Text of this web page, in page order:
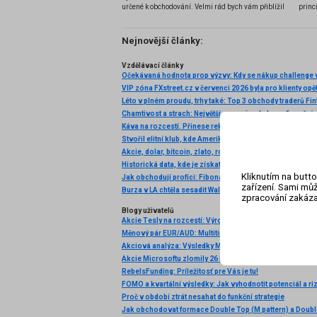
určené k obchodování. Velmi rád bych vám přiblížil
několik příkladů nejznámějších z nich.
Nejnovější články:
Vzdělávací články
Očekávaná hodnota prop výzvy: Kdy se nákup challenge
VIP zóna FXstreet.cz v červenci 2026 byla pro klienty
Káva na rozcestí. Přinese rekordní úroda další pokles
Akcie, dolar, bitcoin, zlato, ropa: Začíná to!
Blogy uživatelů
Akcie Tesly na rozcestí: Výrobce aut, nebo startup?
Měnový pár EUR/AUD: Multitimeframe analýza (W1–H4)
RebelsFunding: Príležitosť pre Vás je tu!
FOMO a kvartální výsledky: Jak vyhodnotit potenciál a
Proč v období ztrát nesahat do funkční strategie
Kliknutím na
zařízení. Sami
zpracování